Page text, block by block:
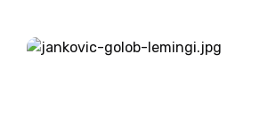
tako velike, da jih niso zmogli
naklonjeni mediji....